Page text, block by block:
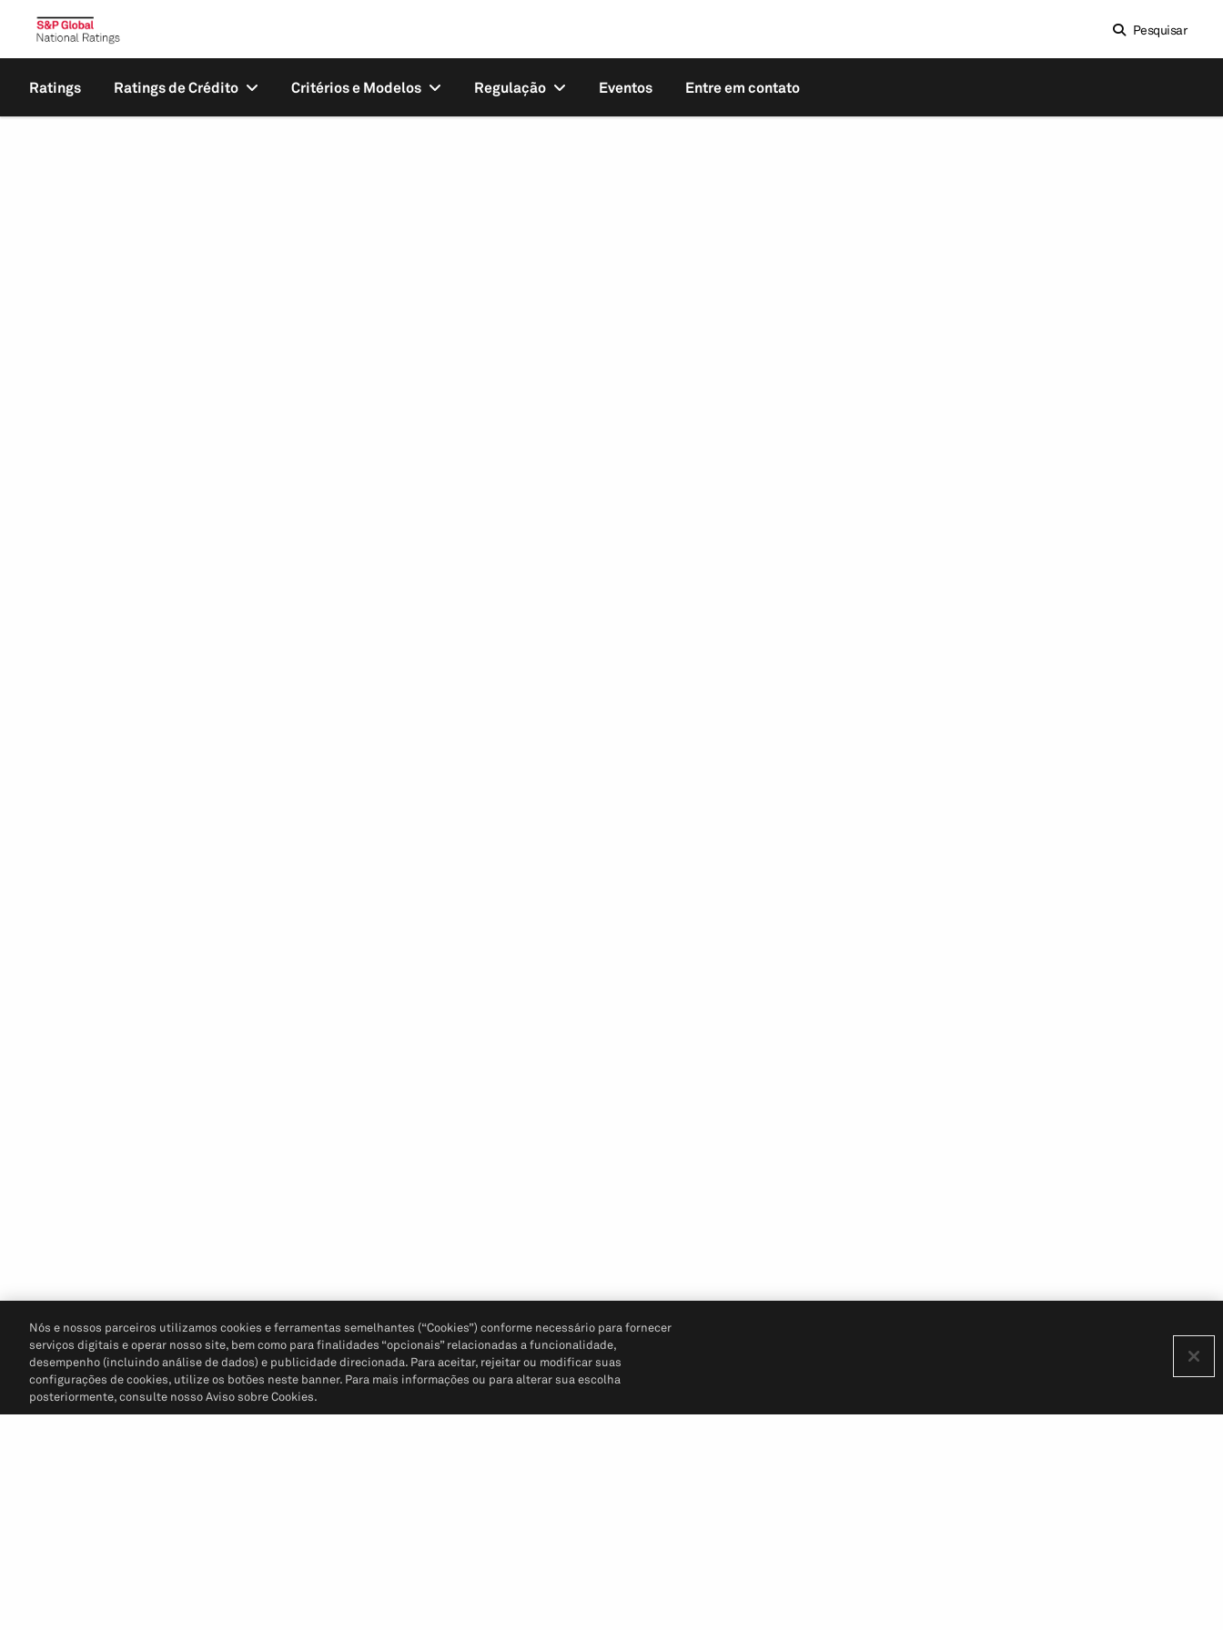
Pesquisar
Ratings Ratings de Crédito Critérios e Modelos Regulação Eventos Entre em contato
Nós e nossos parceiros utilizamos cookies e ferramentas semelhantes (“Cookies”) conforme necessário para fornecer
serviços digitais e operar nosso site, bem como para finalidades “opcionais” relacionadas a funcionalidade,
desempenho (incluindo análise de dados) e publicidade direcionada. Para aceitar, rejeitar ou modificar suas
configurações de cookies, utilize os botões neste banner. Para mais informações ou para alterar sua escolha
posteriormente, consulte nosso Aviso sobre Cookies.